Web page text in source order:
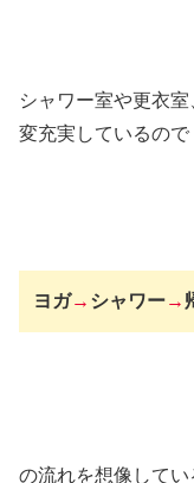
シャワー室や更衣
変充実しているので
ヨガ→ シャワー→
の流れを想像して